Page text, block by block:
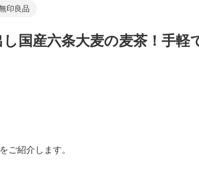
印良品
し国産六条大麦の麦茶！手軽
ご紹介します。